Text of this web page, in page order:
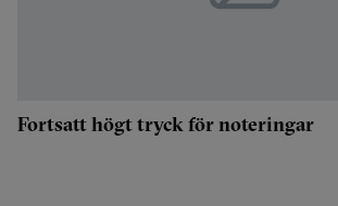
Fortsatt högt tryck för noteringar